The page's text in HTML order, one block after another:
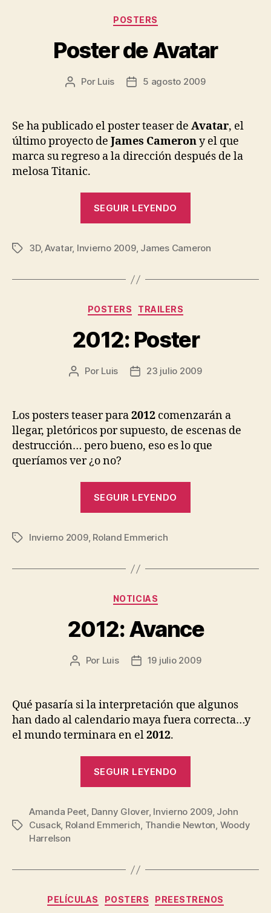
Categorías
POSTERS
Poster de Avatar
Autor
entrada
Por Luis
Fecha
entrada
5 agosto 2009
Se ha publicado el poster teaser de Avatar, el
último proyecto de James Camerony el que
marca su regreso a la dirección después de la
melosa Titanic.
SEGUIR LEYENDO
Etiquetas
3D, Avatar, Invierno 2009, James Cameron
Categorías
POSTERS TRAILERS
2012: Poster
Autor
entrada
Por Luis
Fecha
entrada
23 julio 2009
Los posters teaser para2012 comenzarán a
llegar, pletóricos por supuesto, de escenas de
destrucción… pero bueno, eso es lo que
queríamos ver ¿o no?
SEGUIR LEYENDO
Etiquetas
Invierno 2009, Roland Emmerich
Categorías
NOTICIAS
2012: Avance
Autor
entrada
Por Luis
Fecha
entrada
19 julio 2009
Qué pasaría si la interpretación que algunos
han dado al calendario maya fuera correcta…y
el mundo terminara en el2012.
SEGUIR LEYENDO
Etiquetas
Amanda Peet, Danny Glover, Invierno 2009, John
Cusack, Roland Emmerich, Thandie Newton, Woody
Harrelson
Categorías
PELÍCULAS POSTERS PREESTRENOS